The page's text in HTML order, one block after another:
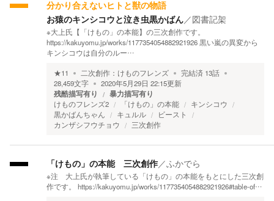
分かり合えないヒトと獣の物語
お猿のキンシコウと泣き虫黒かばん／図書記架
※大上氏【「けもの」の本能】の三次創作です。
https://kakuyomu.jp/works/1177354054882921926 黒い嵐の異変から
キンシコウは自分のルー…
★11 二次創作： けものフレンズ 完結済 13話
28,459文字 2020年5月29日 22:15更新
残酷描写有り 暴力描写有り
けものフレンズ2 「けもの」の本能
キンシコウ
黒かばんちゃん
キュルル
ビースト
カンザシフウチョウ
三次創作
「けもの」の本能 三次創作／ふかでら
※注 大上氏が執筆している「けもの」の本能をもとにした三次創
作です。 https://kakuyomu.jp/works/1177354054882921926#table-of…